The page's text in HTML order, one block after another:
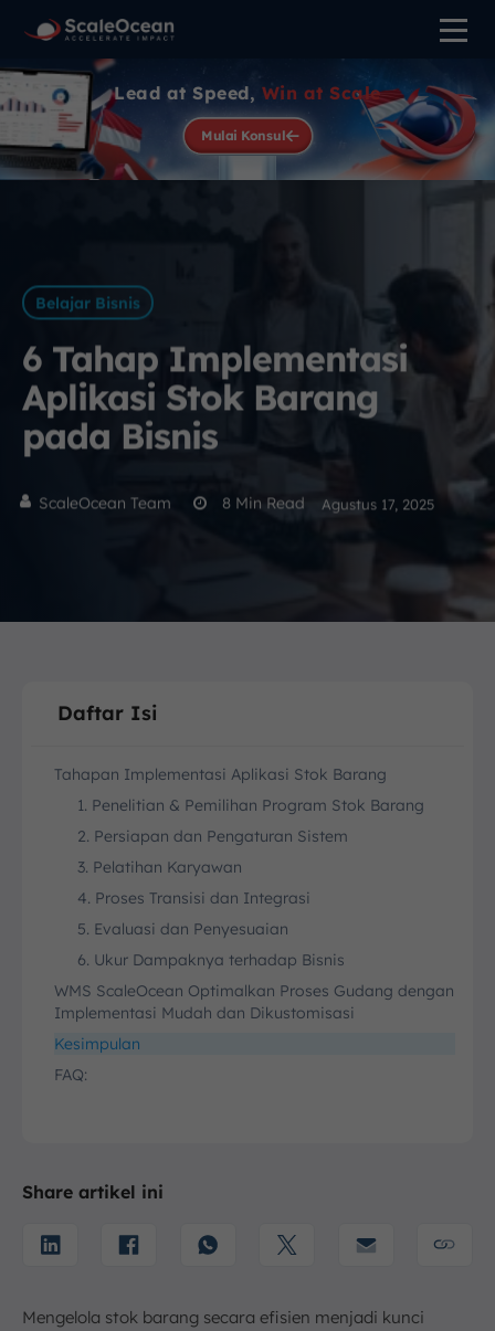
Lead at Speed, Win at Scale
Mulai Konsul
Belajar Bisnis
6 Tahap Implementasi
Aplikasi Stok Barang
pada Bisnis
ScaleOcean Team 8 Min Read Agustus 17, 2025
Daftar Isi
Tahapan Implementasi Aplikasi Stok Barang
1. Penelitian & Pemilihan Program Stok Barang
2. Persiapan dan Pengaturan Sistem
3. Pelatihan Karyawan
4. Proses Transisi dan Integrasi
5. Evaluasi dan Penyesuaian
6. Ukur Dampaknya terhadap Bisnis
WMS ScaleOcean Optimalkan Proses Gudang dengan
Implementasi Mudah dan Dikustomisasi
Kesimpulan
FAQ:
Share artikel ini
Mengelola stok barang secara efisien menjadi kunci